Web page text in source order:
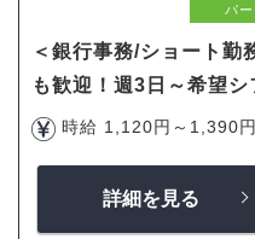
パー
＜銀行事務/ショート勤
も歓迎！週3日～希望シ
時給 1,120円～1,390円
詳細を見る